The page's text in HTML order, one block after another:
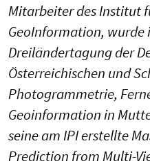
Mitarbeiter des Institut
GeoInformation, wurde
Dreiländertagung der
Österreichischen und
Photogrammetrie,
Geoinformation in
seine am IPI erstellte
Prediction from Multi-